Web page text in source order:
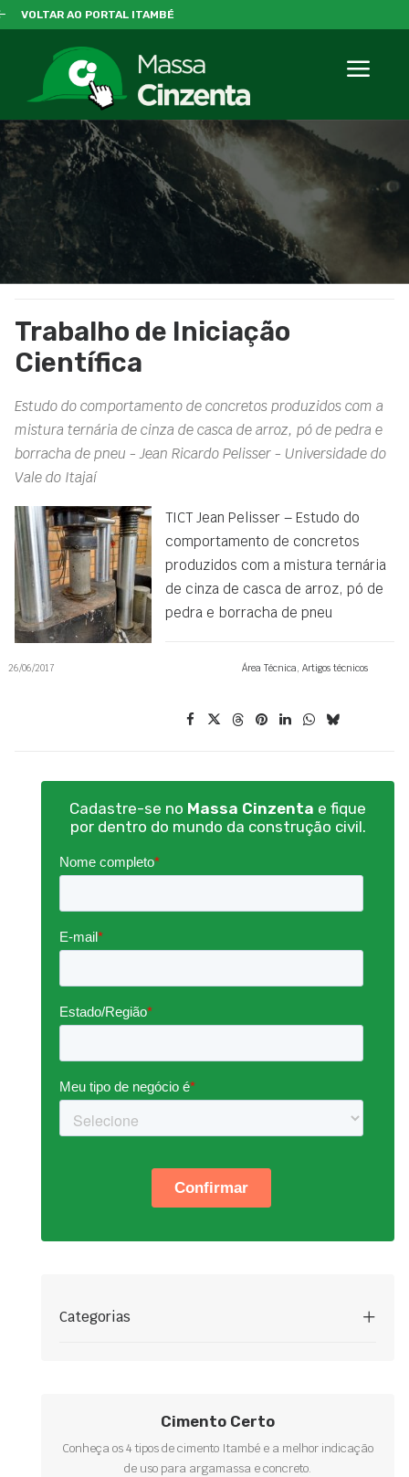
VOLTAR AO PORTAL ITAMBÉ
Trabalho de Iniciação
Científica
Estudo do comportamento de concretos produzidos com a
mistura ternária de cinza de casca de arroz, pó de pedra e
borracha de pneu - Jean Ricardo Pelisser - Universidade do
Vale do Itajaí
TICT Jean Pelisser – Estudo do
comportamento de concretos
produzidos com a mistura ternária
de cinza de casca de arroz, pó de
pedra e borracha de pneu
26/06/2017 Área Técnica, Artigos técnicos
Cadastre-se no Massa Cinzenta e fique
por dentro do mundo da construção civil.
Categorias
Cimento Certo
Conheça os 4 tipos de cimento Itambé e a melhor indicação
de uso para argamassa e concreto.